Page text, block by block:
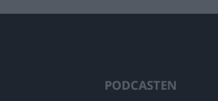
PODCASTEN